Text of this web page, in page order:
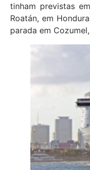
tinham previstas
Roatán, em
parada em